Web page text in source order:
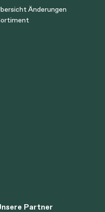
Änderungen
Partner